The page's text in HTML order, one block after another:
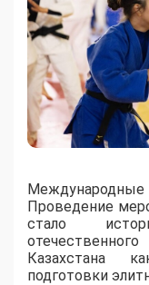
Международные
Проведение
стало
Казахстана
подготовки